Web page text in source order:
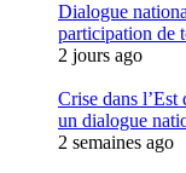
Dialogue
participation de
2 jours ago
Crise dans
un dialogue
2 semaines ago